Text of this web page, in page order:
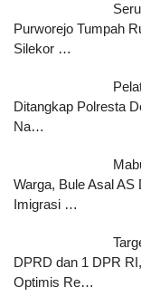
Purworejo Tumpah
Silekor …
Ditangkap Polresta
Na…
Warga, Bule Asal AS
Imigrasi …
DPRD dan 1 DPR
Optimis Re…